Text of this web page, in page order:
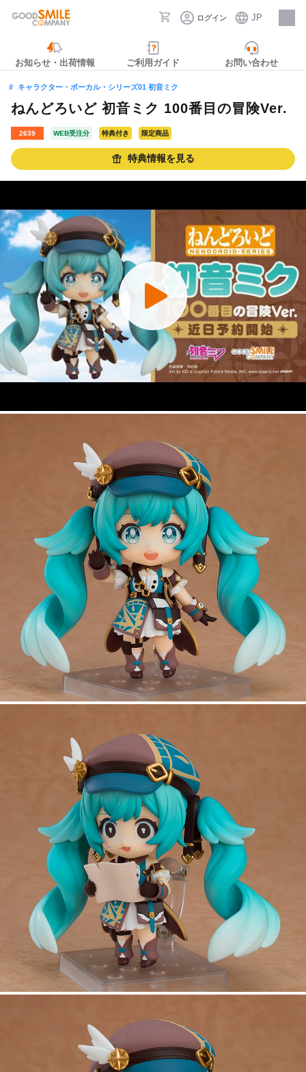
ログイン JP
採用情報
お知らせ・出荷情報 ご利用ガイド お問い合わせ
キャラクター・ボーカル・シリーズ01 初音ミク
ねんどろいど 初音ミク 100番目の冒険Ver.
2639 WEB受注分 特典付き 限定商品
特典情報を見る